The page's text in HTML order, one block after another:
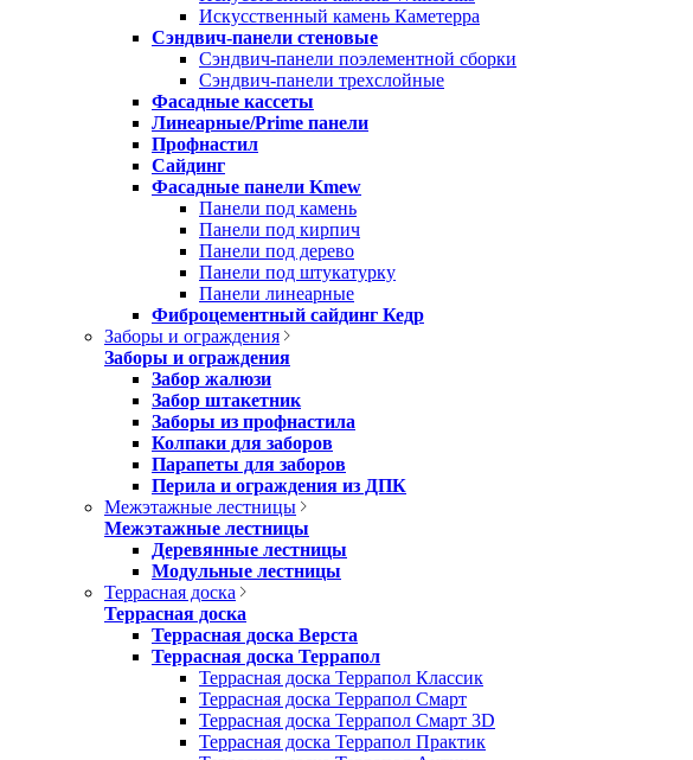
Искусственный камень Каметерра
Сэндвич-панели стеновые
Сэндвич-панели поэлементной сборки
Сэндвич-панели трехслойные
Фасадные кассеты
Линеарные/Prime панели
Профнастил
Сайдинг
Фасадные панели Kmew
Панели под камень
Панели под кирпич
Панели под дерево
Панели под штукатурку
Панели линеарные
Фиброцементный сайдинг Кедр
Заборы и ограждения
Заборы и ограждения
Забор жалюзи
Забор штакетник
Заборы из профнастила
Колпаки для заборов
Парапеты для заборов
Перила и ограждения из ДПК
Межэтажные лестницы
Межэтажные лестницы
Деревянные лестницы
Модульные лестницы
Террасная доска
Террасная доска
Террасная доска Верста
Террасная доска Террапол
Террасная доска Террапол Классик
Террасная доска Террапол Смарт
Террасная доска Террапол Смарт 3D
Террасная доска Террапол Практик